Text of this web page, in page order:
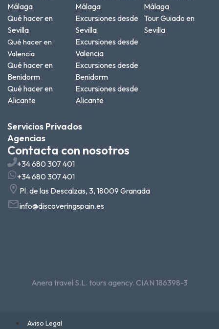
Málaga
Qué hacer en
Sevilla
Qué hacer en
Valencia
Qué hacer en
Benidorm
Qué hacer en
Alicante
Málaga
Excursiones desde
Sevilla
Excursiones desde
Valencia
Excursiones desde
Benidorm
Excursiones desde
Alicante
Málaga
Tour Guiado en
Sevilla
Servicios Privados
Agencias
Contacta con nosotros
+34 680 307 401
+34 680 307 401
Pl. de las Descalzas, 3, 18009 Granada
info@discoveringspain.es
Anera travel S.L. tours agency. CIAN 186398-3
Aviso Legal